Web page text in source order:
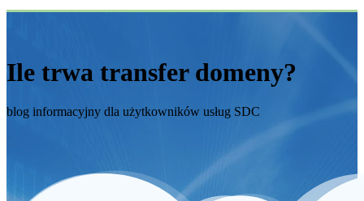
Ile trwa transfer domeny?
blog informacyjny dla użytkowników usług SDC